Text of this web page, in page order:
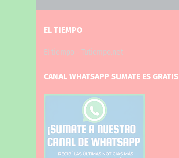
EL TIEMPO
El tiempo - Tutiempo.net
CANAL WHATSAPP SUMATE ES GRATIS